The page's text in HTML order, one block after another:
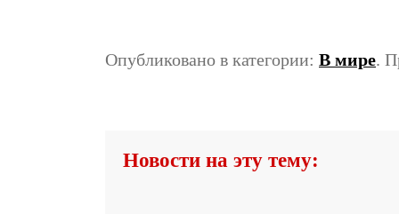
Опубликовано в категории: В мире.
Новости на эту тему: